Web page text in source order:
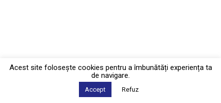
Acest site foloseşte cookies pentru a îmbunătăți experiența ta
de navigare.
Accept Refuz